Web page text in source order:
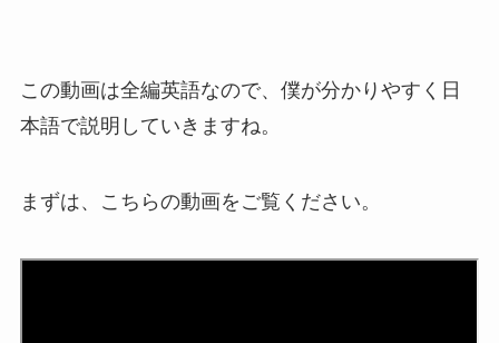
この動画は全編英語なので、僕が分かりやすく日
本語で説明していきますね。
まずは、こちらの動画をご覧ください。